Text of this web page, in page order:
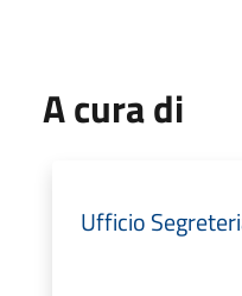
A cura di
Ufficio